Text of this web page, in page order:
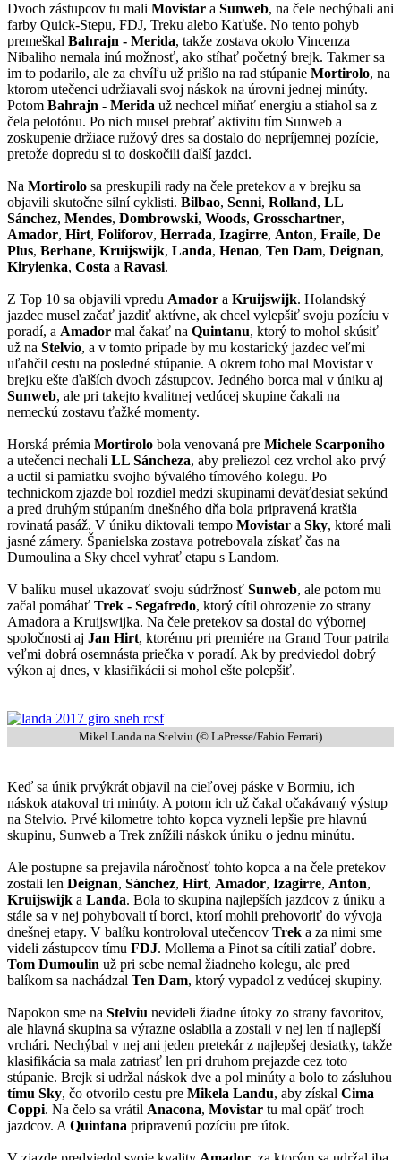
Dvoch zástupcov tu mali Movistar a Sunweb, na čele nechýbali ani
farby Quick-Stepu, FDJ, Treku alebo Kaťuše. No tento pohyb
premeškal Bahrajn - Merida, takže zostava okolo Vincenza
Nibaliho nemala inú možnosť, ako stíhať početný brejk. Takmer sa
im to podarilo, ale za chvíľu už prišlo na rad stúpanie Mortirolo, na
ktorom utečenci udržiavali svoj náskok na úrovni jednej minúty.
Potom Bahrajn - Merida už nechcel míňať energiu a stiahol sa z
čela pelotónu. Po nich musel prebrať aktivitu tím Sunweb a
zoskupenie držiace ružový dres sa dostalo do nepríjemnej pozície,
pretože dopredu si to doskočili ďalší jazdci.
Na Mortirolo sa preskupili rady na čele pretekov a v brejku sa
objavili skutočne silní cyklisti. Bilbao, Senni, Rolland, LL
Sánchez, Mendes, Dombrowski, Woods, Grosschartner,
Amador, Hirt, Foliforov, Herrada, Izagirre, Anton, Fraile, De
Plus, Berhane, Kruijswijk, Landa, Henao, Ten Dam, Deignan,
Kiryienka, Costa a Ravasi.
Z Top 10 sa objavili vpredu Amador a Kruijswijk. Holandský
jazdec musel začať jazdiť aktívne, ak chcel vylepšiť svoju pozíciu v
poradí, a Amador mal čakať na Quintanu, ktorý to mohol skúsiť
už na Stelvio, a v tomto prípade by mu kostarický jazdec veľmi
uľahčil cestu na posledné stúpanie. A okrem toho mal Movistar v
brejku ešte ďalších dvoch zástupcov. Jedného borca mal v úniku aj
Sunweb, ale pri takejto kvalitnej vedúcej skupine čakali na
nemeckú zostavu ťažké momenty.
Horská prémia Mortirolo bola venovaná pre Michele Scarponiho
a utečenci nechali LL Sáncheza, aby preliezol cez vrchol ako prvý
a uctil si pamiatku svojho bývalého tímového kolegu. Po
technickom zjazde bol rozdiel medzi skupinami deväťdesiat sekúnd
a pred druhým stúpaním dnešného dňa bola pripravená kratšia
rovinatá pasáž. V úniku diktovali tempo Movistar a Sky, ktoré mali
jasné zámery. Španielska zostava potrebovala získať čas na
Dumoulina a Sky chcel vyhrať etapu s Landom.
V balíku musel ukazovať svoju súdržnosť Sunweb, ale potom mu
začal pomáhať Trek - Segafredo, ktorý cítil ohrozenie zo strany
Amadora a Kruijswijka. Na čele pretekov sa dostal do výbornej
spoločnosti aj Jan Hirt, ktorému pri premiére na Grand Tour patrila
veľmi dobrá osemnásta priečka v poradí. Ak by predviedol dobrý
výkon aj dnes, v klasifikácii si mohol ešte polepšiť.
Mikel Landa na Stelviu (© LaPresse/Fabio Ferrari)
Keď sa únik prvýkrát objavil na cieľovej páske v Bormiu, ich
náskok atakoval tri minúty. A potom ich už čakal očakávaný výstup
na Stelvio. Prvé kilometre tohto kopca vyzneli lepšie pre hlavnú
skupinu, Sunweb a Trek znížili náskok úniku o jednu minútu.
Ale postupne sa prejavila náročnosť tohto kopca a na čele pretekov
zostali len Deignan, Sánchez, Hirt, Amador, Izagirre, Anton,
Kruijswijk a Landa. Bola to skupina najlepších jazdcov z úniku a
stále sa v nej pohybovali tí borci, ktorí mohli prehovoriť do vývoja
dnešnej etapy. V balíku kontroloval utečencov Trek a za nimi sme
videli zástupcov tímu FDJ. Mollema a Pinot sa cítili zatiaľ dobre.
Tom Dumoulin už pri sebe nemal žiadneho kolegu, ale pred
balíkom sa nachádzal Ten Dam, ktorý vypadol z vedúcej skupiny.
Napokon sme na Stelviu nevideli žiadne útoky zo strany favoritov,
ale hlavná skupina sa výrazne oslabila a zostali v nej len tí najlepší
vrchári. Nechýbal v nej ani jeden pretekár z najlepšej desiatky, takže
klasifikácia sa mala zatriasť len pri druhom prejazde cez toto
stúpanie. Brejk si udržal náskok dve a pol minúty a bolo to zásluhou
tímu Sky, čo otvorilo cestu pre Mikela Landu, aby získal Cima
Coppi. Na čelo sa vrátil Anacona, Movistar tu mal opäť troch
jazdcov. A Quintana pripravenú pozíciu pre útok.